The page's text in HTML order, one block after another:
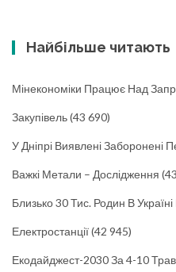
Найбільше читають
Мінекономіки Працює Над
Закупівель(43 690)
У Дніпрі Виявлені Заборонені
Важкі Метали – Дослідження
Близько 30 Тис. Родин В
Електростанції(42 945)
Екодайджест-2030 За 4-10